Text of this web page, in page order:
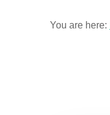
You are here: